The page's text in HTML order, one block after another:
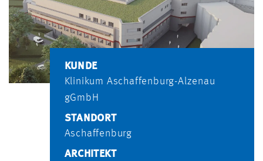
KONTAKT
KUNDE
Klinikum Aschaffenburg-Alzenau
gGmbH
STANDORT
Aschaffenburg
ARCHITEKT